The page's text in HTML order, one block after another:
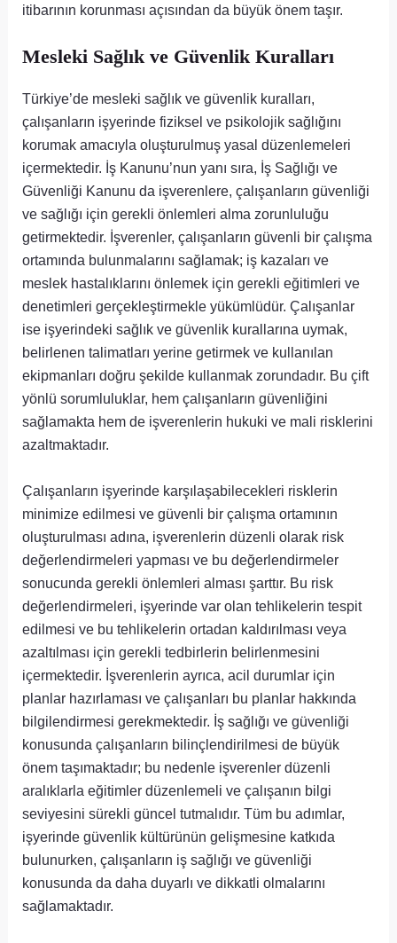
itibarının korunması açısından da büyük önem taşır.
Mesleki Sağlık ve Güvenlik Kuralları
Türkiye’de mesleki sağlık ve güvenlik kuralları,
çalışanların işyerinde fiziksel ve psikolojik sağlığını
korumak amacıyla oluşturulmuş yasal düzenlemeleri
içermektedir. İş Kanunu’nun yanı sıra, İş Sağlığı ve
Güvenliği Kanunu da işverenlere, çalışanların güvenliği
ve sağlığı için gerekli önlemleri alma zorunluluğu
getirmektedir. İşverenler, çalışanların güvenli bir çalışma
ortamında bulunmalarını sağlamak; iş kazaları ve
meslek hastalıklarını önlemek için gerekli eğitimleri ve
denetimleri gerçekleştirmekle yükümlüdür. Çalışanlar
ise işyerindeki sağlık ve güvenlik kurallarına uymak,
belirlenen talimatları yerine getirmek ve kullanılan
ekipmanları doğru şekilde kullanmak zorundadır. Bu çift
yönlü sorumluluklar, hem çalışanların güvenliğini
sağlamakta hem de işverenlerin hukuki ve mali risklerini
azaltmaktadır.
Çalışanların işyerinde karşılaşabilecekleri risklerin
minimize edilmesi ve güvenli bir çalışma ortamının
oluşturulması adına, işverenlerin düzenli olarak risk
değerlendirmeleri yapması ve bu değerlendirmeler
sonucunda gerekli önlemleri alması şarttır. Bu risk
değerlendirmeleri, işyerinde var olan tehlikelerin tespit
edilmesi ve bu tehlikelerin ortadan kaldırılması veya
azaltılması için gerekli tedbirlerin belirlenmesini
içermektedir. İşverenlerin ayrıca, acil durumlar için
planlar hazırlaması ve çalışanları bu planlar hakkında
bilgilendirmesi gerekmektedir. İş sağlığı ve güvenliği
konusunda çalışanların bilinçlendirilmesi de büyük
önem taşımaktadır; bu nedenle işverenler düzenli
aralıklarla eğitimler düzenlemeli ve çalışanın bilgi
seviyesini sürekli güncel tutmalıdır. Tüm bu adımlar,
işyerinde güvenlik kültürünün gelişmesine katkıda
bulunurken, çalışanların iş sağlığı ve güvenliği
konusunda da daha duyarlı ve dikkatli olmalarını
sağlamaktadır.